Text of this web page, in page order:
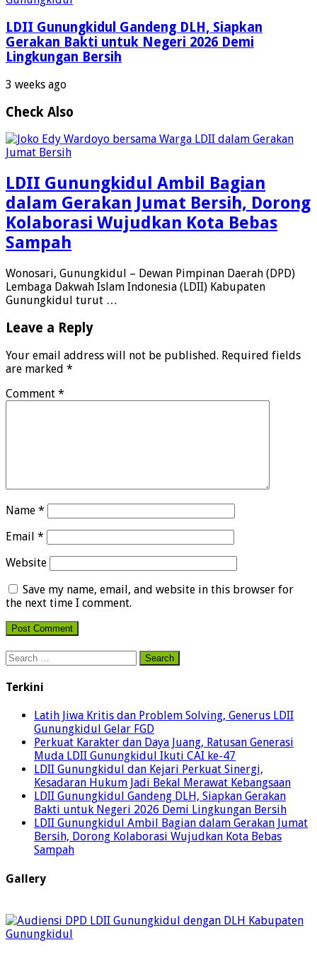
LDII Gunungkidul Gandeng DLH, Siapkan
Gerakan Bakti untuk Negeri 2026 Demi
Lingkungan Bersih
3 weeks ago
Check Also
LDII Gunungkidul Ambil Bagian
dalam Gerakan Jumat Bersih, Dorong
Kolaborasi Wujudkan Kota Bebas
Sampah
Wonosari, Gunungkidul – Dewan Pimpinan Daerah (DPD)
Lembaga Dakwah Islam Indonesia (LDII) Kabupaten
Gunungkidul turut …
Leave a Reply
Your email address will not be published. Required fields
are marked *
Comment *
Name *
Email *
Website
Save my name, email, and website in this browser for
the next time I comment.
Search
for:
Terkini
Latih Jiwa Kritis dan Problem Solving, Generus LDII
Gunungkidul Gelar FGD
Perkuat Karakter dan Daya Juang, Ratusan Generasi
Muda LDII Gunungkidul Ikuti CAI ke-47
LDII Gunungkidul dan Kejari Perkuat Sinergi,
Kesadaran Hukum Jadi Bekal Merawat Kebangsaan
LDII Gunungkidul Gandeng DLH, Siapkan Gerakan
Bakti untuk Negeri 2026 Demi Lingkungan Bersih
LDII Gunungkidul Ambil Bagian dalam Gerakan Jumat
Bersih, Dorong Kolaborasi Wujudkan Kota Bebas
Sampah
Gallery